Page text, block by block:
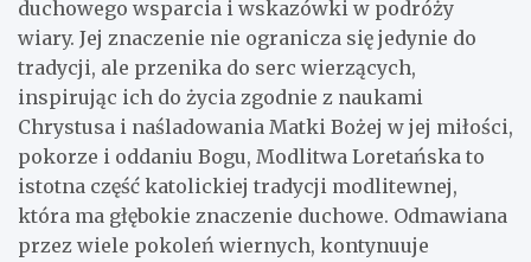
duchowego wsparcia i wskazówki w podróży
wiary. Jej znaczenie nie ogranicza się jedynie do
tradycji, ale przenika do serc wierzących,
inspirując ich do życia zgodnie z naukami
Chrystusa i naśladowania Matki Bożej w jej miłości,
pokorze i oddaniu Bogu, Modlitwa Loretańska to
istotna część katolickiej tradycji modlitewnej,
która ma głębokie znaczenie duchowe. Odmawiana
przez wiele pokoleń wiernych, kontynuuje